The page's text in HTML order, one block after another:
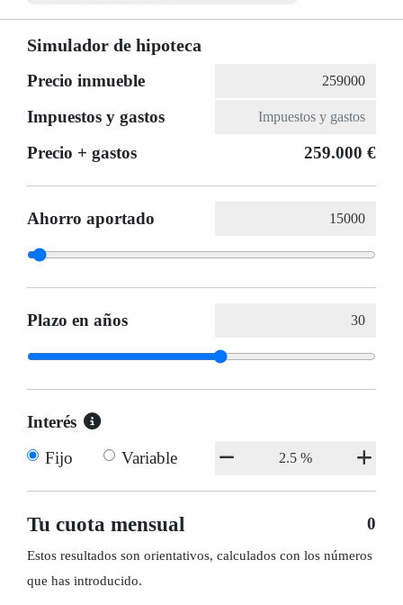
Simulador de hipoteca
Precio inmueble
Impuestos y gastos
Precio + gastos
259.000 €
Ahorro aportado
Plazo en años
Interés
Fijo
Variable
Tu cuota mensual 0
Estos resultados son orientativos, calculados con los números
que has introducido.